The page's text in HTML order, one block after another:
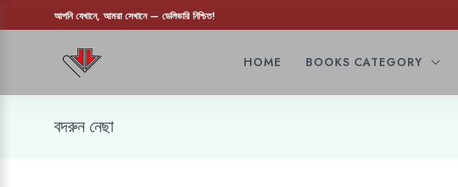
আপনি যেখানে, আমরা সেখানে — ডেলিভারি নিশ্চিত!
HOME BOOKS CATEGORY
বদরুন নেছা